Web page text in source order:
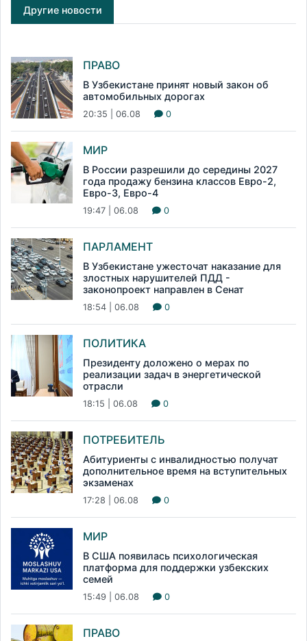
Другие новости
ПРАВО
В Узбекистане принят новый закон об
автомобильных дорогах
20:35 | 06.08 0
МИР
В России разрешили до середины 2027
года продажу бензина классов Евро-2,
Евро-3, Евро-4
19:47 | 06.08 0
ПАРЛАМЕНТ
В Узбекистане ужесточат наказание для
злостных нарушителей ПДД -
законопроект направлен в Сенат
18:54 | 06.08 0
ПОЛИТИКА
Президенту доложено о мерах по
реализации задач в энергетической
отрасли
18:15 | 06.08 0
ПОТРЕБИТЕЛЬ
Абитуриенты с инвалидностью получат
дополнительное время на вступительных
экзаменах
17:28 | 06.08 0
МИР
В США появилась психологическая
платформа для поддержки узбекских
семей
15:49 | 06.08 0
ПРАВО